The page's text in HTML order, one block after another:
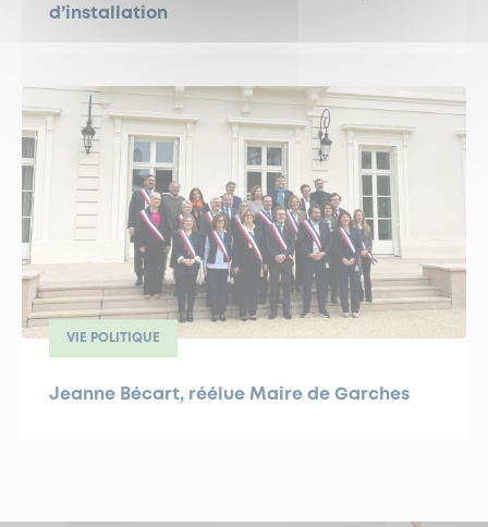
d’installation
VIE POLITIQUE
Jeanne Bécart, réélue Maire de Garches